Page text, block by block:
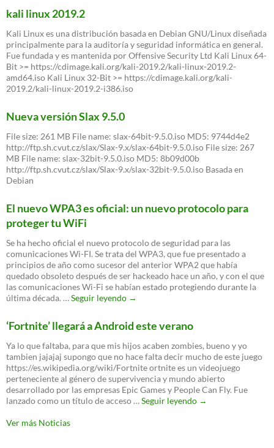
seguridad
kali linux 2019.2
Kali Linux es una distribución basada en Debian GNU/Linux diseñada
principalmente para la auditoría y seguridad informática en general.
Fue fundada y es mantenida por Offensive Security Ltd Kali Linux 64-
Bit >= https://cdimage.kali.org/kali-2019.2/kali-linux-2019.2-
amd64.iso Kali Linux 32-Bit >= https://cdimage.kali.org/kali-
2019.2/kali-linux-2019.2-i386.iso
Nueva versión Slax 9.5.0
File size: 261 MB File name: slax-64bit-9.5.0.iso MD5: 9744d4e2
http://ftp.sh.cvut.cz/slax/Slax-9.x/slax-64bit-9.5.0.iso File size: 267
MB File name: slax-32bit-9.5.0.iso MD5: 8b09d00b
http://ftp.sh.cvut.cz/slax/Slax-9.x/slax-32bit-9.5.0.iso Basada en
Debian
El nuevo WPA3 es oficial: un nuevo protocolo para
proteger tu WiFi
Se ha hecho oficial el nuevo protocolo de seguridad para las
comunicaciones Wi-FI. Se trata del WPA3, que fue presentado a
principios de año como sucesor del anterior WPA2 que había
quedado obsoleto después de ser hackeado hace un año, y con el que
las comunicaciones Wi-Fi se habían estado protegiendo durante la
última década. …Seguir leyendo El
es
oficial:
un
nuevo
protocolo
para
proteger
tu
→
‘Fortnite’ llegará a Android este verano
Ya lo que faltaba, para que mis hijos acaben zombies, bueno y yo
tambien jajajaj supongo que no hace falta decir mucho de este juego
https://es.wikipedia.org/wiki/Fortnite ortnite es un videojuego
perteneciente al género de supervivencia y mundo abierto
desarrollado por las empresas Epic Games y People Can Fly. Fue
lanzado como un título de acceso …Seguir leyendo ‘Fortnite’
→
Ver más Noticias